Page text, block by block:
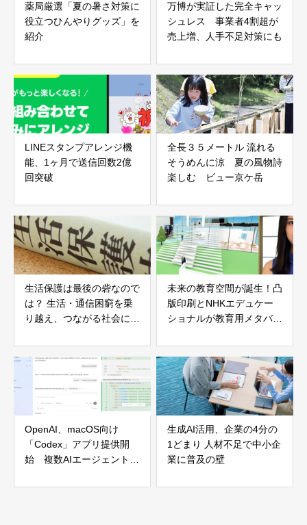
薬局厳選「夏の暑さ対策に
役立つひんやりグッズ」を
紹介
万博が実証した完全キャッ
シュレス 事業者4割超が
売上増、人手不足対策にも
LINEスタンプアレンジ機
能、1ヶ月で送信回数2億
回突破
全長３５メートル 流れる
そうめんに涼 夏の風物詩
楽しむ ビュー京ケ岳
生活保護は最後の砦なので
は？ 生活・通信困窮を乗
り越え、つながる社会にす
未来の教育空間が誕生！凸
版印刷とNHKエデュケー
ショナルが教育用メタバー
OpenAI、macOS向け
「Codex」アプリ提供開
始 複数AIエージェントを
生成AI活用、企業の4分の
1どまり 人材不足で中小企
業に普及の壁